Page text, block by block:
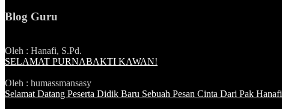
Blog Guru
Oleh : Hanafi, S.Pd.
SELAMAT PURNABAKTI KAWAN!
Oleh : humassmansasy
Selamat Datang Peserta Didik Baru Sebuah Pesan Cinta Dari Pak Hanafi